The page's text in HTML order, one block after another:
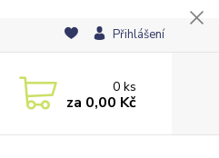
Přihlášení
0ks
za 0,00 Kč